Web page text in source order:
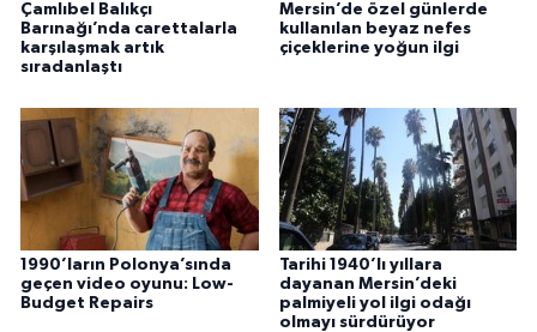
Çamlıbel Balıkçı
Barınağı’nda carettalarla
karşılaşmak artık
sıradanlaştı
Mersin’de özel günlerde
kullanılan beyaz nefes
çiçeklerine yoğun ilgi
1990’ların Polonya’sında
geçen video oyunu: Low-
Budget Repairs
Tarihi 1940’lı yıllara
dayanan Mersin’deki
palmiyeli yol ilgi odağı
olmayı sürdürüyor